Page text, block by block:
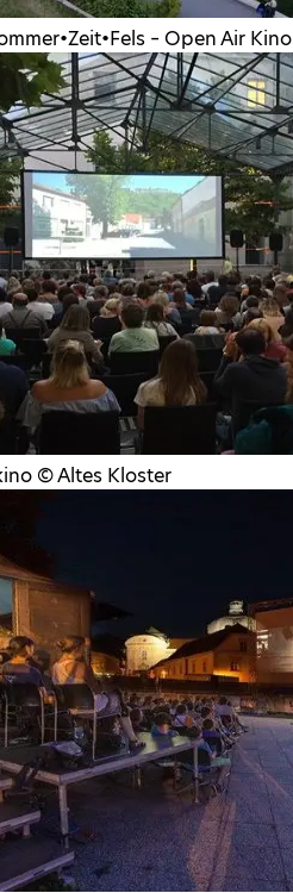
– Open Air Kino
©Altes Kloster